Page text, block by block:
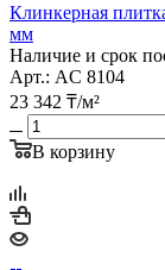
Клинкерная
мм
Наличие и срок
Арт.: AC 8104
23 342 ₸/м²
В корзину